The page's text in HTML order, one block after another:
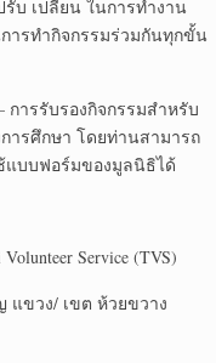
รับ เปลี่ยน ในการทำงาน
ารทำกิจกรรมร่วมกันทุกขั้น
การรับรองกิจกรรมสำหรับ
ารศึกษา โดยท่านสามารถ
แบบฟอร์มของมูลนิธิได้
Service (TVS)
แขวง/ เขต ห้วยขวาง